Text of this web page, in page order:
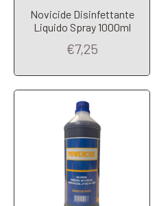
Novicide Disinfettante
Liquido Spray 1000ml
€7,25
Add to Cart